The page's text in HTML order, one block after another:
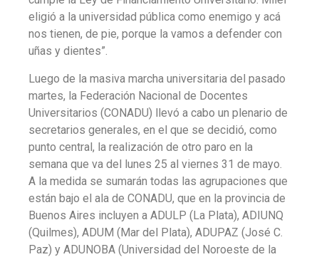
eligió a la universidad pública como enemigo y acá
nos tienen, de pie, porque la vamos a defender con
uñas y dientes”.
Luego de la masiva marcha universitaria del pasado
martes, la Federación Nacional de Docentes
Universitarios (CONADU) llevó a cabo un plenario de
secretarios generales, en el que se decidió, como
punto central, la realización de otro paro en la
semana que va del lunes 25 al viernes 31 de mayo.
A la medida se sumarán todas las agrupaciones que
están bajo el ala de CONADU, que en la provincia de
Buenos Aires incluyen a ADULP (La Plata), ADIUNQ
(Quilmes), ADUM (Mar del Plata), ADUPAZ (José C.
Paz) y ADUNOBA (Universidad del Noroeste de la